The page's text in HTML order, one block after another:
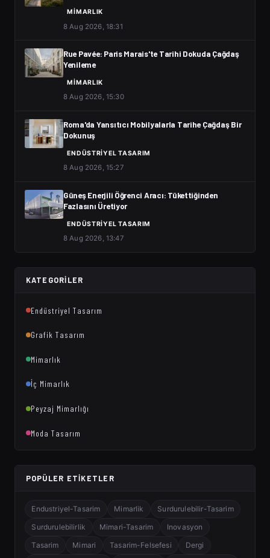
MIMARLIK
8 Aug 2026, 18:31
Rue Pavée: Paris Marais'te Tarihi Dokuda Çağdaş
Yenileme
MIMARLIK
8 Aug 2026, 15:30
Roma'da Yansıtıcı Mobilyalarla Tarihe Çağdaş Bir
Dokunuş
ENDÜSTRIYEL TASARIM
8 Aug 2026, 15:27
Güneş Enerjili Öğrenci Aracı: Tükettiğinden
Fazlasını Üretiyor
ENDÜSTRIYEL TASARIM
8 Aug 2026, 13:47
KATEGORILER
Endüstriyel Tasarım
Grafik Tasarım
Mimarlık
İç Mimarlık
Peyzaj Mimarlığı
Moda Tasarım
POPÜLER ETIKETLER
Endustriyel-Tasarim Mimarlik
Surdurulebilir-Tasarim
Surdurulebilirlik
Mimari-Tasarim
Inovasyon
Tasarim
Mimari Tasarim-Felsefesi
Dergi